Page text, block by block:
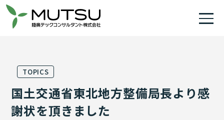
TOPICS
国土交通省東北地方整備局長より感
謝状を頂きました